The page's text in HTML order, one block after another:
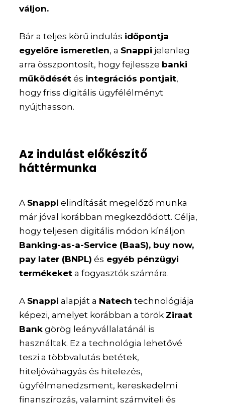
váljon.
Bár a teljes körű indulás időpontja
egyelőre ismeretlen, a Snappi jelenleg
arra összpontosít, hogy fejlessze banki
működését és integrációs pontjait,
hogy friss digitális ügyfélélményt
nyújthasson.
Az indulást előkészítő
háttérmunka
A Snappi elindítását megelőző munka
már jóval korábban megkezdődött. Célja,
hogy teljesen digitális módon kínáljon
Banking-as-a-Service (BaaS), buy now,
pay later (BNPL) és egyéb pénzügyi
termékeket a fogyasztók számára.
A Snappi alapját a Natech technológiája
képezi, amelyet korábban a török Ziraat
Bank görög leányvállalatánál is
használtak. Ez a technológia lehetővé
teszi a többvalutás betétek,
hiteljóváhagyás és hitelezés,
ügyfélmenedzsment, kereskedelmi
finanszírozás, valamint számviteli és